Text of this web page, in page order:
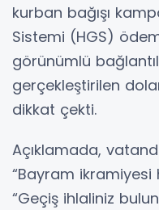
kurban bağışı
Sistemi (HGS)
görünümlü
gerçekleştirilen
dikkat çekti.
Açıklamada,
“Bayram ikramiyesi
“Geçiş ihlaliniz